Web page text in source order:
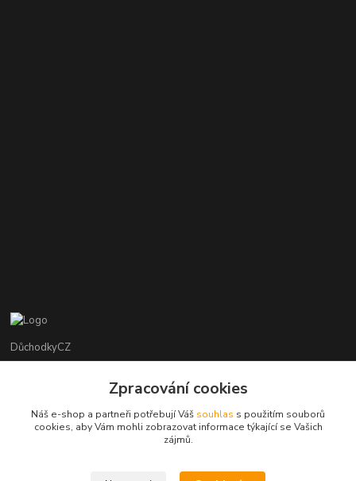
DůchodkyCZ
+420 412384749
objednavky@duchodky.cz
Zpracování cookies
Náš e-shop a partneři potřebují Váš souhlas s použitím souborů
cookies, aby Vám mohli zobrazovat informace týkající se Vašich
zájmů.